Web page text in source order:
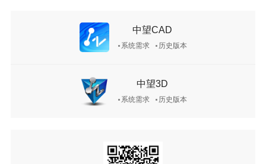
中望CAD
系统需求 历史版本
中望3D
系统需求 历史版本